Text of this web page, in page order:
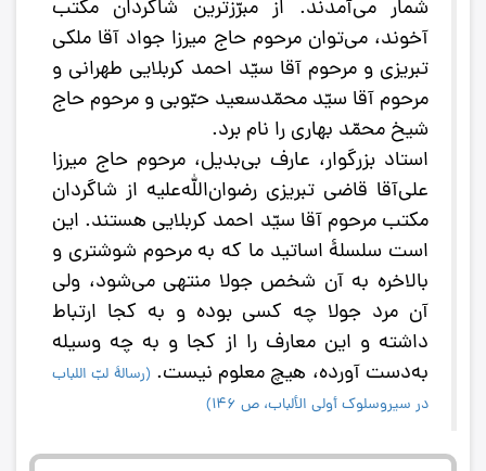
شمار می‌آمدند. از مبرّزترین شاگردان مکتب
آخوند، می‌توان مرحوم حاج میرزا جواد آقا ملکی
تبریزی و مرحوم آقا سیّد احمد کربلایی طهرانی و
مرحوم آقا سیّد محمّدسعید حبّوبی و مرحوم حاج
شیخ محمّد بهاری را نام برد.
استاد بزرگوار، عارف بی‌بدیل، مرحوم حاج میرزا‌
علی‌آقا قاضی تبریزی رضوان‌الله‌علیه ‌از شاگردان
مکتب مرحوم آقا سیّد احمد کربلایی هستند. این
‌است سلسلۀ اساتید ما که به مرحوم شوشتری و
بالاخره به آن شخص جولا منتهی می‌شود، ولی
آن مرد جولا چه کسی بوده و به کجا ارتباط
داشته و این معارف را از کجا و به چه وسیله
به‌دست آورده، هیچ معلوم نیست. (رسالۀ لبّ اللباب
در سیروسلوک أولی الألباب، ص ١٤٦
)